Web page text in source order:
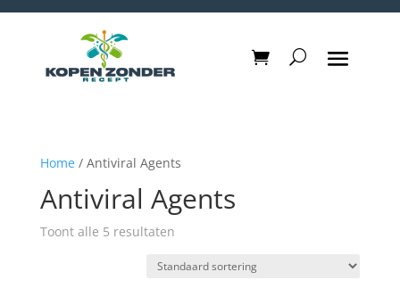
Home/ Antiviral Agents
Antiviral Agents
Toont alle 5 resultaten